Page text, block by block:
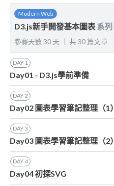
Modern Web
D3.js新手開發基本圖表 系列
參賽天數30 天 共30 篇文章
DAY 1
Day01 - D3.js學前準備
DAY2
Day02 圖表學習筆記整理（1）
DAY3
Day03 圖表學習筆記整理（2）
DAY4
Day04 初探SVG